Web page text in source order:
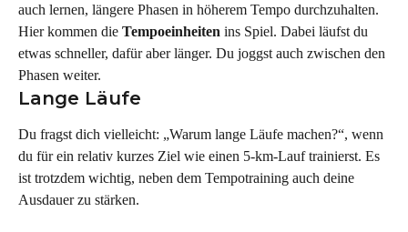
auch lernen, längere Phasen in höherem Tempo durchzuhalten.
Hier kommen die Tempoeinheiten ins Spiel. Dabei läufst du
etwas schneller, dafür aber länger. Du joggst auch zwischen den
Phasen weiter.
Lange Läufe
Du fragst dich vielleicht: „Warum lange Läufe machen?“, wenn
du für ein relativ kurzes Ziel wie einen 5-km-Lauf trainierst. Es
ist trotzdem wichtig, neben dem Tempotraining auch deine
Ausdauer zu stärken.